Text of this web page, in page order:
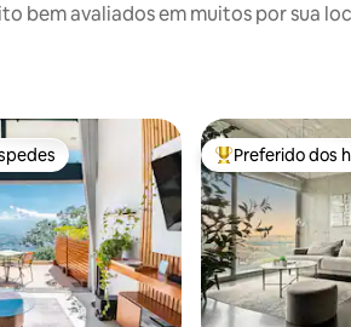
bem avaliados em muitos por sua
dos hóspedes Entre os
Preferido dos